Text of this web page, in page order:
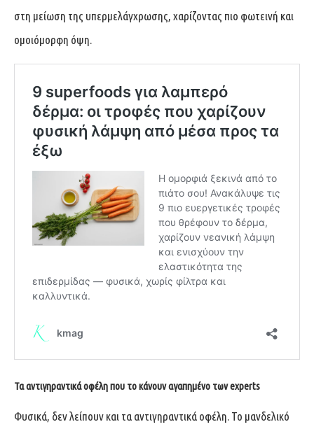
στη μείωση της υπερμελάγχρωσης, χαρίζοντας πιο φωτεινή και
ομοιόμορφη όψη.
Τα αντιγηραντικά οφέλη που το κάνουν αγαπημένο των experts
Φυσικά, δεν λείπουν και τα αντιγηραντικά οφέλη. Το μανδελικό